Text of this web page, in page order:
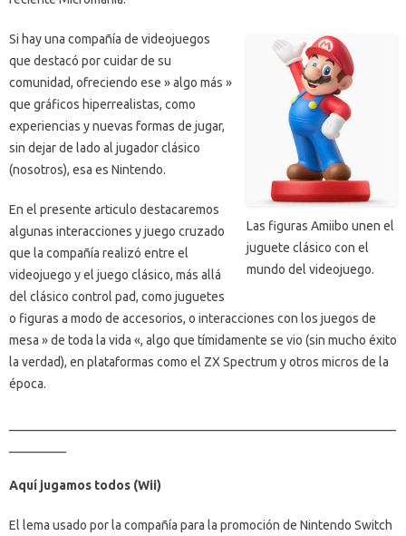
Las figuras Amiibo unen el
juguete clásico con el
mundo del videojuego.
Si hay una compañía de videojuegos
que destacó por cuidar de su
comunidad, ofreciendo ese » algo más »
que gráficos hiperrealistas, como
experiencias y nuevas formas de jugar,
sin dejar de lado al jugador clásico
(nosotros), esa es Nintendo.
En el presente articulo destacaremos
algunas interacciones y juego cruzado
que la compañía realizó entre el
videojuego y el juego clásico, más allá
del clásico control pad, como juguetes
o figuras a modo de accesorios, o interacciones con los juegos de
mesa » de toda la vida «, algo que tímidamente se vio (sin mucho éxito
la verdad), en plataformas como el ZX Spectrum y otros micros de la
época.
Aquí jugamos todos (Wii)
El lema usado por la compañía para la promoción de Nintendo Switch